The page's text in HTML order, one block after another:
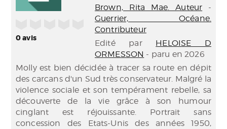
0avis
Brown, Rita Mae. Auteur -
Guerrier, Océane.
Contributeur
Edité par HELOISE D
ORMESSON - paru en 2026
Molly est bien décidée à tracer sa route en dépit
des carcans d'un Sud très conservateur. Malgré la
violence sociale et son tempérament rebelle, sa
découverte de la vie grâce à son humour
cinglant est réjouissante. Portrait sans
concession des Etats-Unis des années 1950,